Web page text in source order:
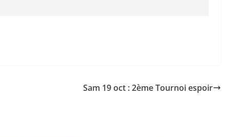
Sam 19 oct : 2ème Tournoi espoir